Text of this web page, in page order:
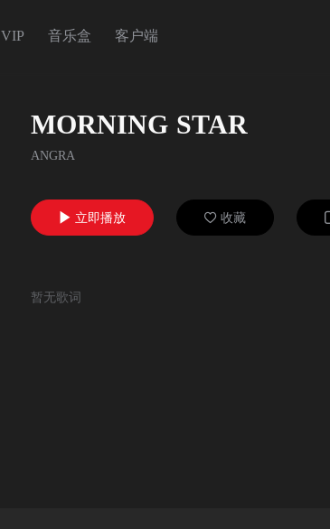
VIP 音乐盒 客户端
MORNING STAR
ANGRA
 立即播放  收藏
暂无歌词